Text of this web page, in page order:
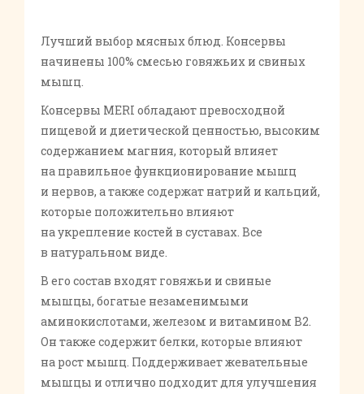
Лучший выбор мясных блюд. Консервы
начинены 100% смесью говяжьих и свиных
мышц.
Консервы MERI обладают превосходной
пищевой и диетической ценностью, высоким
содержанием магния, который влияет
на правильное функционирование мышц
и нервов, а также содержат натрий и кальций,
которые положительно влияют
на укрепление костей в суставах. Все
в натуральном виде.
В его состав входят говяжьи и свиные
мышцы, богатые незаменимыми
аминокислотами, железом и витамином В2.
Он также содержит белки, которые влияют
на рост мышц. Поддерживает жевательные
мышцы и отлично подходит для улучшения